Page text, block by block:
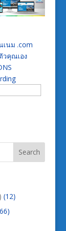
เนม .com
วคุณเอง
(12)